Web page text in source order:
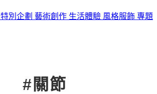
特別企劃 藝術創作 生活體驗 風格服飾 專題
#關節